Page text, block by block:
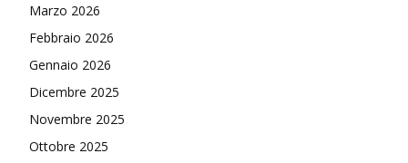
Marzo 2026
Febbraio 2026
Gennaio 2026
Dicembre 2025
Novembre 2025
Ottobre 2025